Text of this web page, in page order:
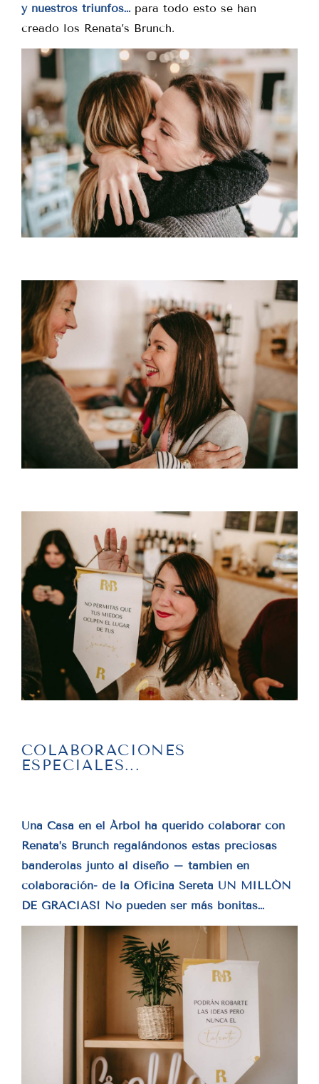
y nuestros triunfos… para todo esto se han
creado los Renata’s Brunch.
COLABORACIONES
ESPECIALES...
Una Casa en el Árbol ha querido colaborar con
Renata’s Brunch regalándonos estas preciosas
banderolas junto al diseño – tambien en
colaboración- de la Oficina Sereta UN MILLÓN
DE GRACIAS! No pueden ser más bonitas…